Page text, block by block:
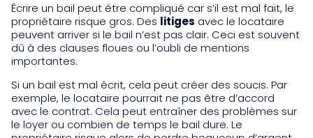
Écrire un bail peut être compliqué car s’il est mal fait, le
propriétaire risque gros. Des litiges avec le locataire
peuvent arriver si le bail n’est pas clair. Ceci est souvent
dû à des clauses floues ou l’oubli de mentions
importantes.
Si un bail est mal écrit, cela peut créer des soucis. Par
exemple, le locataire pourrait ne pas être d’accord
avec le contrat. Cela peut entraîner des problèmes sur
le loyer ou combien de temps le bail dure. Le